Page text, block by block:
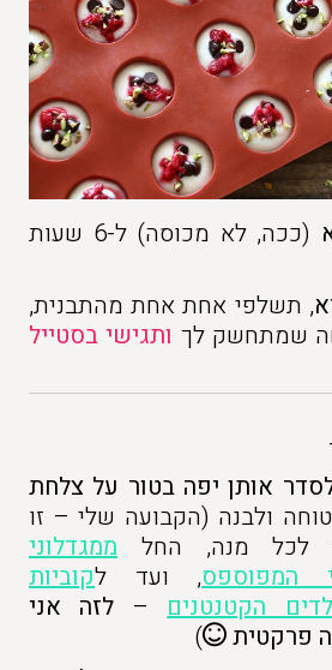
(ככה, לא מכוסה)
ל-6 שעות
, תשלפי אחת אחת מהתבנית,
שמתחשק לך ותגישי בסטייל
אותן יפה בטור על צלחת
ולבנה (הקבועה שלי – זו
לכל מנה, החל ממגדלוני
המפוספס, ועד לקוביות
הקטנטנים – לזה אני
פרקטית
)